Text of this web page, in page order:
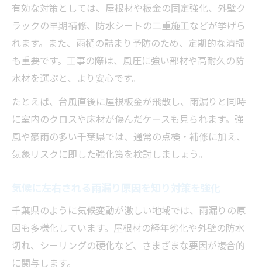
有効な対策としては、屋根材や板金の固定強化、外壁ク
ラックの早期補修、防水シートの二重施工などが挙げら
れます。また、雨樋の詰まり予防のため、定期的な清掃
も重要です。工事の際は、風圧に強い部材や高耐久の防
水材を選ぶと、より安心です。
たとえば、台風直後に屋根板金が飛散し、雨漏りと同時
に室内のクロスや床材が傷んだケースも見られます。強
風や豪雨の多い千葉県では、通常の点検・補修に加え、
気象リスクに即した強化策を検討しましょう。
千葉県のように気候変動が激しい地域では、雨漏りの原
因も多様化しています。屋根材の経年劣化や外壁の防水
切れ、シーリングの硬化など、さまざまな要因が複合的
に関与します。